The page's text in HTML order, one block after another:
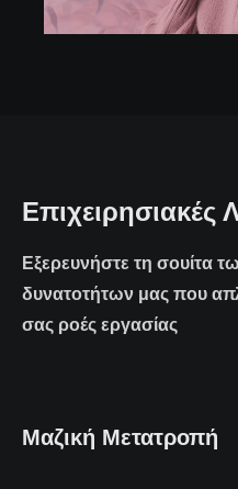
Επιχειρησιακές
Εξερευνήστε τη σουίτα
δυνατοτήτων μας που
σας ροές εργασίας
Μαζική Μετατροπή